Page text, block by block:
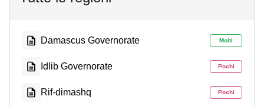
Damascus Governorate Molti
Idlib Governorate Pochi
Rif-dimashq Pochi